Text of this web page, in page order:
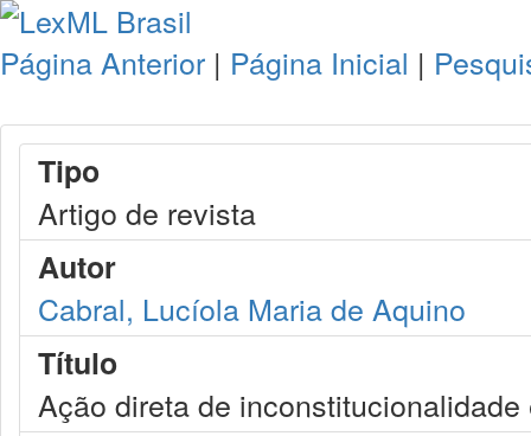
Página Anterior | Página Inicial |
Tipo
Artigo de revista
Autor
Cabral, Lucíola Maria de Aquino
Título
Ação direta de